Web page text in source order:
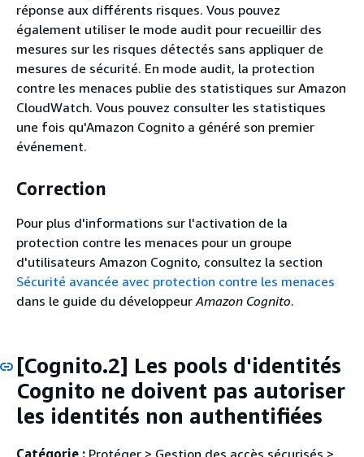
réponse aux différents risques. Vous pouvez
également utiliser le mode audit pour recueillir des
mesures sur les risques détectés sans appliquer de
mesures de sécurité. En mode audit, la protection
contre les menaces publie des statistiques sur Amazon
CloudWatch. Vous pouvez consulter les statistiques
une fois qu'Amazon Cognito a généré son premier
événement.
Correction
Pour plus d'informations sur l'activation de la
protection contre les menaces pour un groupe
d'utilisateurs Amazon Cognito, consultez la section
Sécurité avancée avec protection contre les menaces
dans le guide du développeur Amazon Cognito.
[Cognito.2] Les pools d'identités
Cognito ne doivent pas autoriser
les identités non authentifiées
Catégorie : Protéger > Gestion des accès sécurisés >